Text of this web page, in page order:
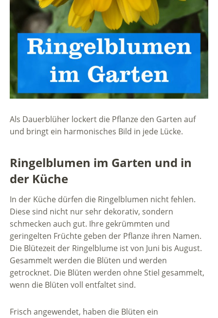
Als Dauerblüher lockert die Pflanze den Garten auf
und bringt ein harmonisches Bild in jede Lücke.
Ringelblumen im Garten und in
der Küche
In der Küche dürfen die Ringelblumen nicht fehlen.
Diese sind nicht nur sehr dekorativ, sondern
schmecken auch gut. Ihre gekrümmten und
geringelten Früchte geben der Pflanze ihren Namen.
Die Blütezeit der Ringelblume ist von Juni bis August.
Gesammelt werden die Blüten und werden
getrocknet. Die Blüten werden ohne Stiel gesammelt,
wenn die Blüten voll entfaltet sind.
Frisch angewendet, haben die Blüten ein